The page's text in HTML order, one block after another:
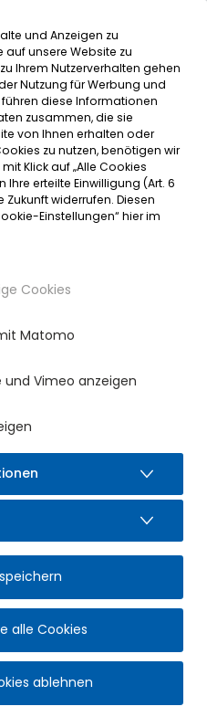
Inhalt der Seite anspringen
Informationen undMENÜ
IN DER K
der Kita Hildegardis konnten
Kita zum Sommerfest
Pia Hollender das neue
mit symbolisierten Figuren in
zusammenstehen.
Allgäu, der vor kurzem sein
feierte, uns mit 3
für die Krippenkinder.
anschließend ein Lied oder
zum 30-jährigen
zum 30-jährigen
bedankte sich für die
auch für die 2.000,-€, die
wurden!
für ein großes Buffet
großen Durst. So suchte
und Anzeigen zu
unsere Website zu
Ihrem Nutzerverhalten gehen
Nutzung für Werbung und
führen diese Informationen
zusammen, die sie
von Ihnen erhalten oder
zu nutzen, benötigen wir
Klick auf „Alle Cookies
Ihre erteilte Einwilligung (Art. 6
Zukunft widerrufen. Diesen
Einstellungen“ hier im
Cookies
Matomo
Vimeo anzeigen
alle Cookies
ablehnen